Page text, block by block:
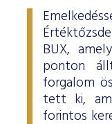
BUX,
ponton
forgalom
tett ki,
forintos